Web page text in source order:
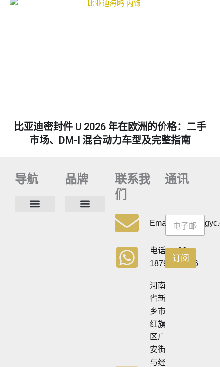
比亚迪密封件 U 2026 年在欧洲的价格：二手
市场、DM-I 混合动力车型及完整指南
导航 品牌
联系我
们
电话：+86
18790570716
河南
省新
乡市
红旗
区广
安街
与经
通讯
讯
通
讯
通
讯
订阅